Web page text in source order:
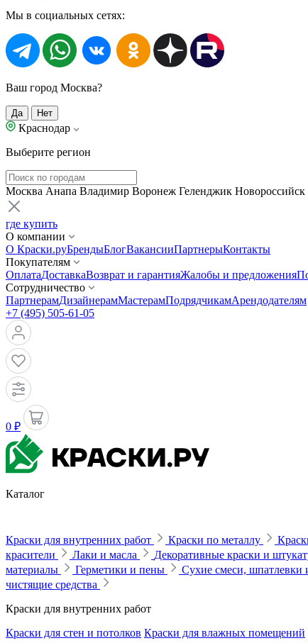
Мы в социальных сетях:
Ваш город Москва?
Да Нет
Краснодар
Выберите регион
Москва Анапа Владимир Воронеж Геленджик Новороссийск
где купить
О компании
О Краски.руБрендыБлогВакансииПартнерыКонтакты
Покупателям
ОплатаДоставкаВозврат и гарантияЖалобы и предложения
Сотрудничество
ПартнерамДизайнерамМастерамПодрядчикамАрендодателям
+7 (495) 505-61-05
0 ₽
Каталог
Краски для внутренних работ Краски по металлу
красители
Лаки и масла Декоративные краски и
материалы
Герметики и пены Сухие смеси, шпатлевки
чистящие средства
Краски для внутренних работ
Краски для стен и потолков Краски для влажных помещений